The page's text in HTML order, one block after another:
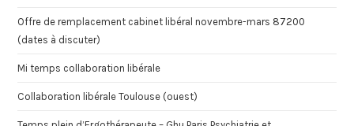
Offre de remplacement cabinet libéral novembre-mars 87200
(dates à discuter)
Mi temps collaboration libérale
Collaboration libérale Toulouse (ouest)